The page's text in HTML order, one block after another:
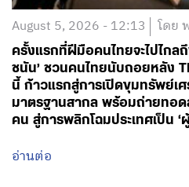
August 5, 2026 - 12:13 โดย
ครั้งแรกที่ฝีมือคนไทยจะไปไกล
ชนัน’ ชวนคนไทยนับถอยหลัง
นี้ ก้าวแรกสู่การเปิดขุมทรัพย์เ
มาตรฐานสากล พร้อมถ่ายทอ
คน สู่การพลิกโฉมประเทศเป็น ‘
อ่านต่อ